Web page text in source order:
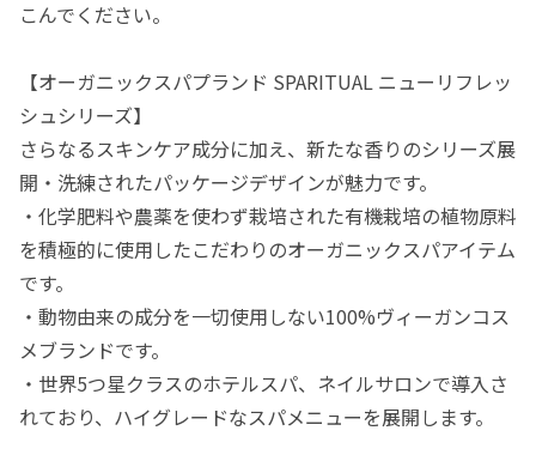
こんでください。
【オーガニックスパプランド SPARITUAL ニューリフレッ
シュシリーズ】
さらなるスキンケア成分に加え、新たな香りのシリーズ展
開・洗練されたパッケージデザインが魅力です。
・化学肥料や農薬を使わず栽培された有機栽培の植物原料
を積極的に使用したこだわりのオーガニックスパアイテム
です。
・動物由来の成分を一切使用しない100%ヴィーガンコス
メブランドです。
・世界5つ星クラスのホテルスパ、ネイルサロンで導入さ
れており、ハイグレードなスパメニューを展開します。